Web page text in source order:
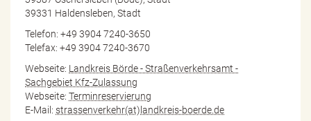
39331 Haldensleben, Stadt
Telefon: +49 3904 7240-3650
Telefax: +49 3904 7240-3670
Webseite: Landkreis Börde - Straßenverkehrsamt -
Sachgebiet Kfz-Zulassung
Webseite: Terminreservierung
E-Mail: strassenverkehr(at)landkreis-boerde.de